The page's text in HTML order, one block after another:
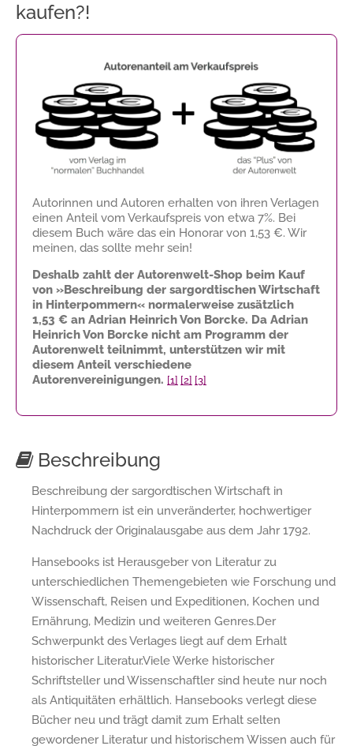
kaufen?!
Autorinnen und Autoren erhalten von ihren Verlagen
einen Anteil vom Verkaufspreis von etwa 7%. Bei
diesem Buch wäre das ein Honorar von 1,53 €. Wir
meinen, das sollte mehr sein!
Deshalb zahlt der Autorenwelt-Shop beim Kauf
von »Beschreibung der sargordtischen Wirtschaft
in Hinterpommern« normalerweise zusätzlich
1,53 € an Adrian Heinrich Von Borcke. Da Adrian
Heinrich Von Borcke nicht am Programm der
Autorenwelt teilnimmt, unterstützen wir mit
diesem Anteil verschiedene
Autorenvereinigungen. [1] [2] [3]
Beschreibung
Beschreibung der sargordtischen Wirtschaft in
Hinterpommern ist ein unveränderter, hochwertiger
Nachdruck der Originalausgabe aus dem Jahr 1792.
Hansebooks ist Herausgeber von Literatur zu
unterschiedlichen Themengebieten wie Forschung und
Wissenschaft, Reisen und Expeditionen, Kochen und
Ernährung, Medizin und weiteren Genres.Der
Schwerpunkt des Verlages liegt auf dem Erhalt
historischer Literatur.Viele Werke historischer
Schriftsteller und Wissenschaftler sind heute nur noch
als Antiquitäten erhältlich. Hansebooks verlegt diese
Bücher neu und trägt damit zum Erhalt selten
gewordener Literatur und historischem Wissen auch für